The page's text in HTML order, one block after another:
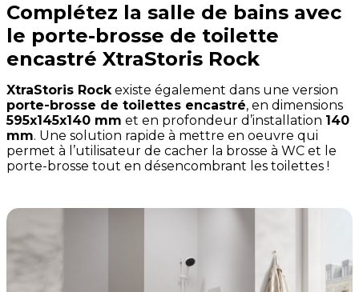
Complétez la salle de bains avec
le porte-brosse de toilette
encastré XtraStoris Rock
XtraStoris Rockexiste également dans une version
porte-brosse de toilettes encastré, en dimensions
595x145x140 mm et en profondeur d’installation 140
mm. Une solution rapide à mettre en oeuvre qui
permet à l’utilisateur de cacher la brosse à WC et le
porte-brosse tout en désencombrant les toilettes !